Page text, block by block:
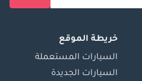
خريطة الموقع
السيارات المستعملة
السيارات الجديدة